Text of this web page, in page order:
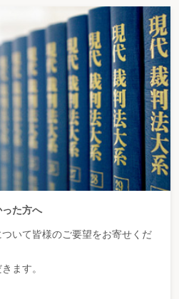
た方へ
いて皆様のご要望をお寄せくだ
ます。